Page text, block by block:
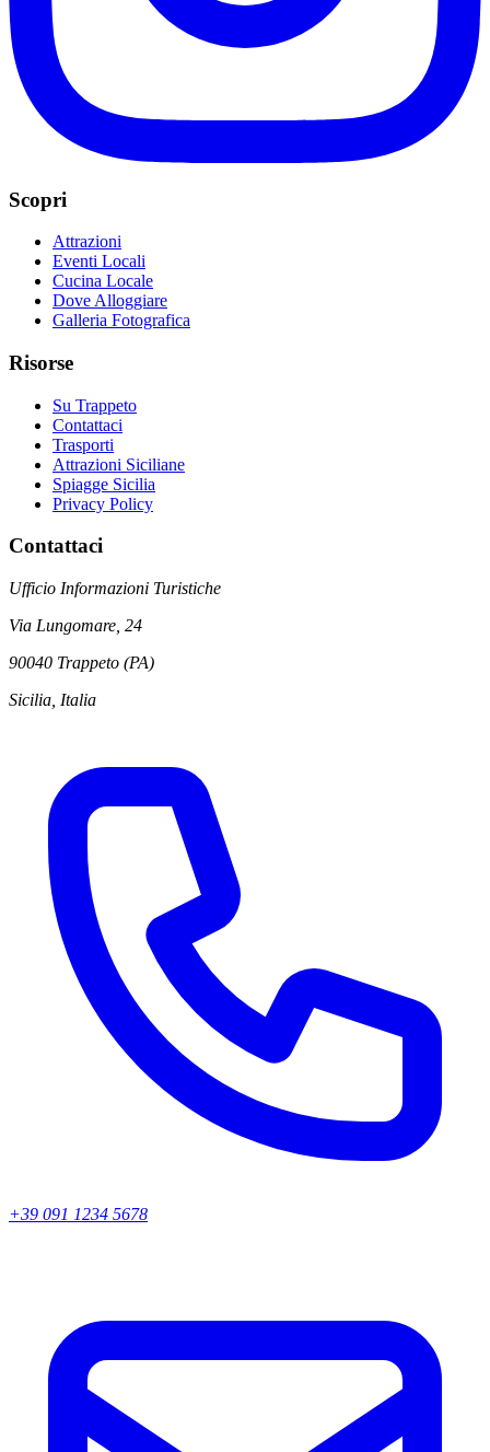
Scopri
Attrazioni
Eventi Locali
Cucina Locale
Dove Alloggiare
Galleria Fotografica
Risorse
Su Trappeto
Contattaci
Trasporti
Attrazioni Siciliane
Spiagge Sicilia
Privacy Policy
Contattaci
Ufficio Informazioni Turistiche
Via Lungomare, 24
90040 Trappeto (PA)
Sicilia, Italia
+39 091 1234 5678